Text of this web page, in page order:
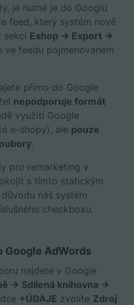
je nutné je do Googlu
feed, který systém nově
sekci Eshop -> Export ->
ve feedu pojmenovaném
přímo do Google
nepodporuje formát
využití Google
e-shopy), ale pouze
.
pro remarketing v
s tímto statickým
náš systém
checkboxu.
Google AdWords
najdete v Google
-> Sdílená knihovna ->
+ÚDAJE zvolíte Zdroj